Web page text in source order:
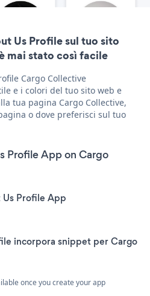
Us Profile sul tuo sito
mai stato così facile
Cargo Collective
e i colori del tuo sito web e
tua pagina Cargo Collective,
o dove preferisci sul tuo
Profile App on Cargo
Profile App
incorpora snippet per Cargo
once you create your app